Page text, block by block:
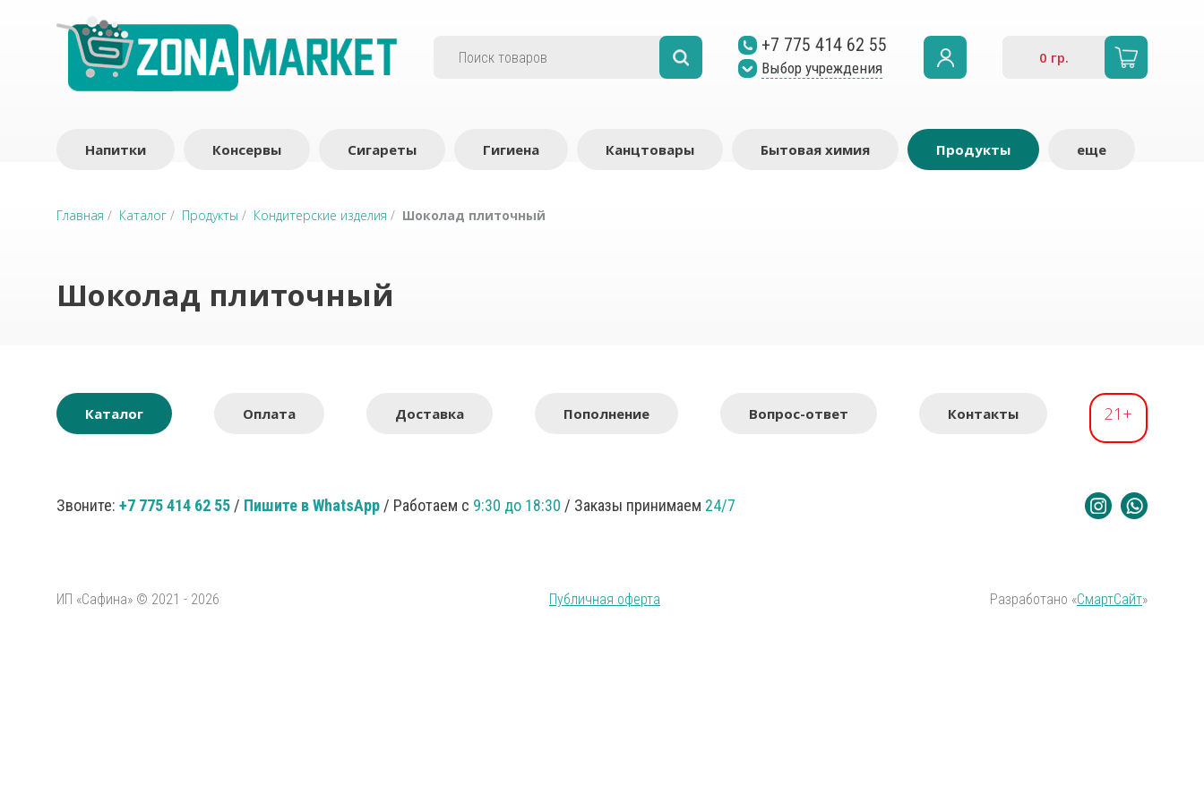
+7 775 414 62 55
Выбор учреждения
0 гр.
Напитки Консервы Сигареты Гигиена Канцтовары Бытовая химия Продукты еще
Главная / Каталог / Продукты / Кондитерские изделия / Шоколад плиточный
Шоколад плиточный
Каталог Оплата Доставка Пополнение Вопрос-ответ Контакты 21+
Звоните: +7 775 414 62 55 / Пишите в WhatsApp / Работаем с 9:30 до 18:30 / Заказы принимаем 24/7
ИП «Сафина» © 2021 - 2026 Публичная оферта Разработано «СмартСайт»